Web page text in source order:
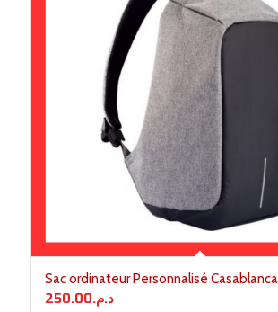
Sac ordinateur Personnalisé Casablanca
د.م.250.00